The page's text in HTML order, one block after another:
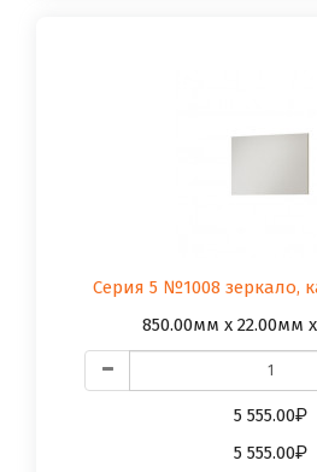
Серия 5 №1008 зеркало,
850.00мм x 22.00мм
5 555.00
5 555.00